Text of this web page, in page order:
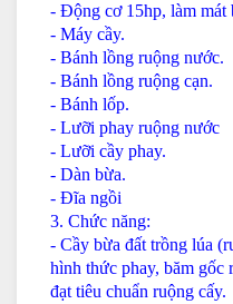
- Động cơ 15hp, làm mát
- Máy cầy.
- Bánh lồng ruộng nước.
- Bánh lồng ruộng cạn.
- Bánh lốp.
- Lưỡi phay ruộng nước
- Lưỡi cầy phay.
- Dàn bừa.
- Đĩa ngồi
3. Chức năng:
- Cầy bừa đất trồng lúa
hình thức phay, băm gốc
đạt tiêu chuẩn ruộng cấy.